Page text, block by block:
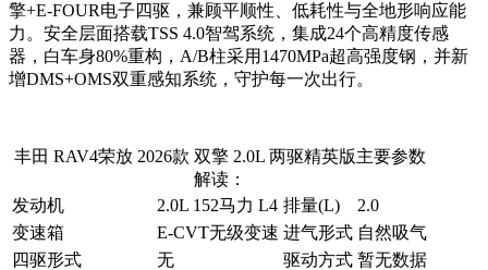
擎+E-FOUR电子四驱，兼顾平顺性、低耗性与全地形响应能
力。安全层面搭载TSS 4.0智驾系统，集成24个高精度传感
器，白车身80%重构，A/B柱采用1470MPa超高强度钢，并新
增DMS+OMS双重感知系统，守护每一次出行。
丰田 RAV4荣放 2026款 双擎 2.0L 两驱精英版主要参数
解读：
发动机
2.0L 152马力 L4 排量(L)
2.0
变速箱
E-CVT无级变速 进气形式 自然吸气
四驱形式
无 驱动方式 暂无数据